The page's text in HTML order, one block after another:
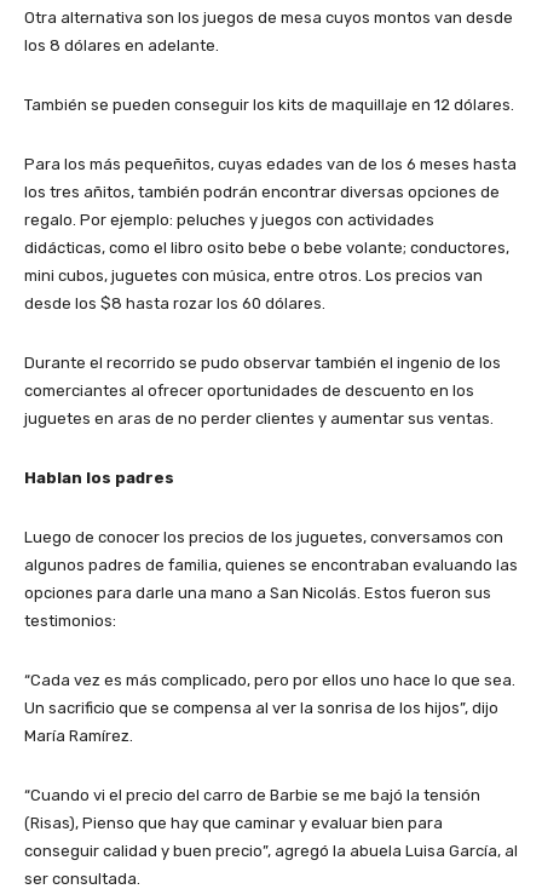
Otra alternativa son los juegos de mesa cuyos montos van desde
los 8 dólares en adelante.
También se pueden conseguir los kits de maquillaje en 12 dólares.
Para los más pequeñitos, cuyas edades van de los 6 meses hasta
los tres añitos, también podrán encontrar diversas opciones de
regalo. Por ejemplo: peluches y juegos con actividades
didácticas, como el libro osito bebe o bebe volante; conductores,
mini cubos, juguetes con música, entre otros. Los precios van
desde los $8 hasta rozar los 60 dólares.
Durante el recorrido se pudo observar también el ingenio de los
comerciantes al ofrecer oportunidades de descuento en los
juguetes en aras de no perder clientes y aumentar sus ventas.
Hablan los padres
Luego de conocer los precios de los juguetes, conversamos con
algunos padres de familia, quienes se encontraban evaluando las
opciones para darle una mano a San Nicolás. Estos fueron sus
testimonios:
“Cada vez es más complicado, pero por ellos uno hace lo que sea.
Un sacrificio que se compensa al ver la sonrisa de los hijos”, dijo
María Ramírez.
“Cuando vi el precio del carro de Barbie se me bajó la tensión
(Risas), Pienso que hay que caminar y evaluar bien para
conseguir calidad y buen precio”, agregó la abuela Luisa García, al
ser consultada.